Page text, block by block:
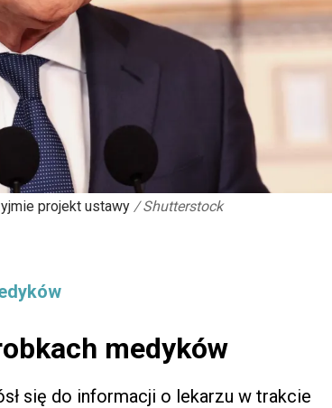
projekt ustawy / Shutterstock
medyków
się do informacji o lekarzu w trakcie